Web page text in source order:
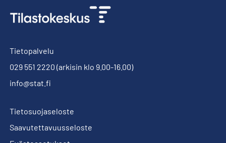
Tietopalvelu
029 551 2220 (arkisin klo 9.00-16.00)
info@stat.fi
Tietosuojaseloste
Saavutettavuusseloste